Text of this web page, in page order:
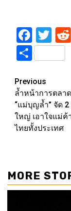
Share
Post
Previous
ล้ำหน้าการตลา
“แม่บุญล้ำ” จัด
ใหญ่ เอาใจแม่ค้
ไทยทั้งประเทศ
MORE